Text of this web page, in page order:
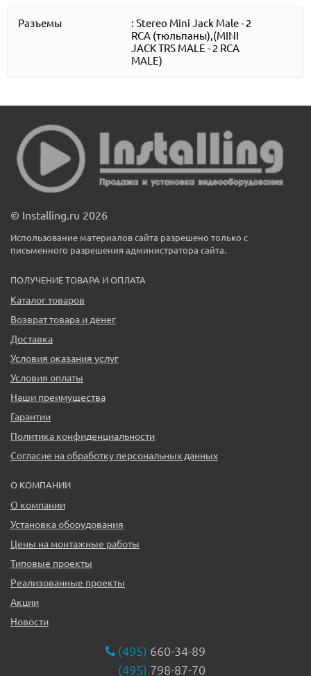
Разъемы
: Stereo Mini Jack Male - 2
RCA (тюльпаны),(MINI
JACK TRS MALE - 2 RCA
MALE)
© Installing.ru 2026
Использование материалов сайта разрешено только с
письменного разрешения администратора сайта.
ПОЛУЧЕНИЕ ТОВАРА И ОПЛАТА
Каталог товаров
Возврат товара и денег
Доставка
Условия оказания услуг
Условия оплаты
Наши преимущества
Гарантии
Политика конфиденциальности
Согласие на обработку персональных данных
О КОМПАНИИ
О компании
Установка оборудования
Цены на монтажные работы
Типовые проекты
Реализованные проекты
Акции
Новости
(495) 660-34-89
(495) 798-87-70